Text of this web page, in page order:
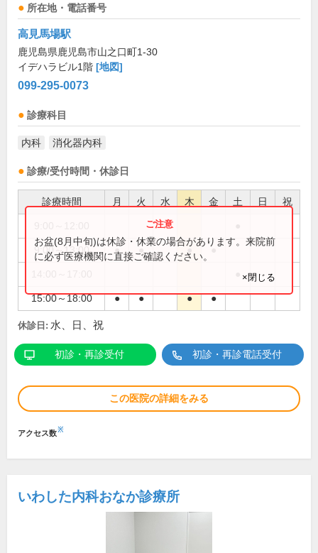
所在地・電話番号
高見馬場駅
鹿児島県鹿児島市山之口町1-30
イデハラビル1階 [地図]
099-295-0073
診療科目
内科 消化器内科
診療/受付時間・休診日
診療時間 月 火 水 木 金 土 日 祝
9:00～13:00 ● ● ● ●
15:00～18:00 ● ● ● ●
お盆(8月中旬)は休診・休業の場合があります。来院前
に必ず医療機関に直接ご確認ください。
×閉じる
休診日: 水、日、祝
初診・再診受付 初診・再診電話受付
この医院の詳細をみる
アクセス数※
いわした内科おなか診療所